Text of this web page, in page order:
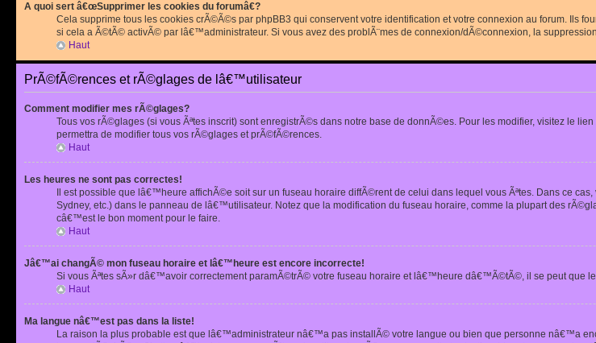
A quoi sert â€œSupprimer les cookies du forumâ€?
Cela supprime tous les cookies crÃ©Ã©s par phpBB3 qui conservent votre identification et votre connexion au forum. Ils
si cela a Ã©tÃ© activÃ© par lâ€™administrateur. Si vous avez des problÃ¨mes de connexion/dÃ©connexion, la
Haut
PrÃ©fÃ©rences et rÃ©glages de lâ€™utilisateur
Comment modifier mes rÃ©glages?
Tous vos rÃ©glages (si vous Ãªtes inscrit) sont enregistrÃ©s dans notre base de donnÃ©es. Pour les modifier, visitez le lien
permettra de modifier tous vos rÃ©glages et prÃ©fÃ©rences.
Haut
Les heures ne sont pas correctes!
Il est possible que lâ€™heure affichÃ©e soit sur un fuseau horaire diffÃ©rent de celui dans lequel vous Ãªtes. Dans ce
Sydney, etc.) dans le panneau de lâ€™utilisateur. Notez que la modification du fuseau horaire, comme la plupart des
câ€™est le bon moment pour le faire.
Haut
Jâ€™ai changÃ© mon fuseau horaire et lâ€™heure est encore incorrecte!
Si vous Ãªtes sÃ»r dâ€™avoir correctement paramÃ©trÃ© votre fuseau horaire et lâ€™heure dâ€™Ã©tÃ©, il se peut
Haut
Ma langue nâ€™est pas dans la liste!
La raison la plus probable est que lâ€™administrateur nâ€™a pas installÃ© votre langue ou bien que personne nâ€™a